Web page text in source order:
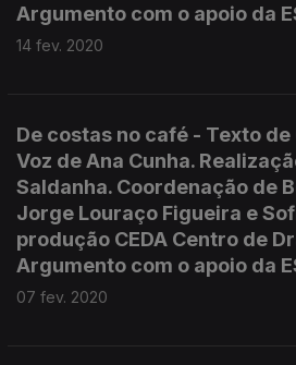
Argumento com o apoio da
14 fev. 2020
De costas no café - Texto
Voz de Ana Cunha.
Saldanha. Coordenação de
Jorge Louraço Figueira e
produção CEDA Centro de
Argumento com o apoio da
07 fev. 2020